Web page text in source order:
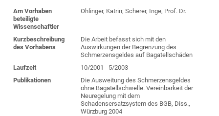
Am Vorhaben
beteiligte
Wissenschaftler
Ohlinger, Katrin; Scherer, Inge, Prof. Dr.
Kurzbeschreibung
des Vorhabens
Die Arbeit befasst sich mit den
Auswirkungen der Begrenzung des
Schmerzensgeldes auf Bagatellschäden
Laufzeit
10/2001 - 5/2003
Publikationen
Die Ausweitung des Schmerzensgeldes
ohne Bagatellschwelle. Vereinbarkeit der
Neuregelung mit dem
Schadensersatzsystem des BGB, Diss.,
Würzburg 2004